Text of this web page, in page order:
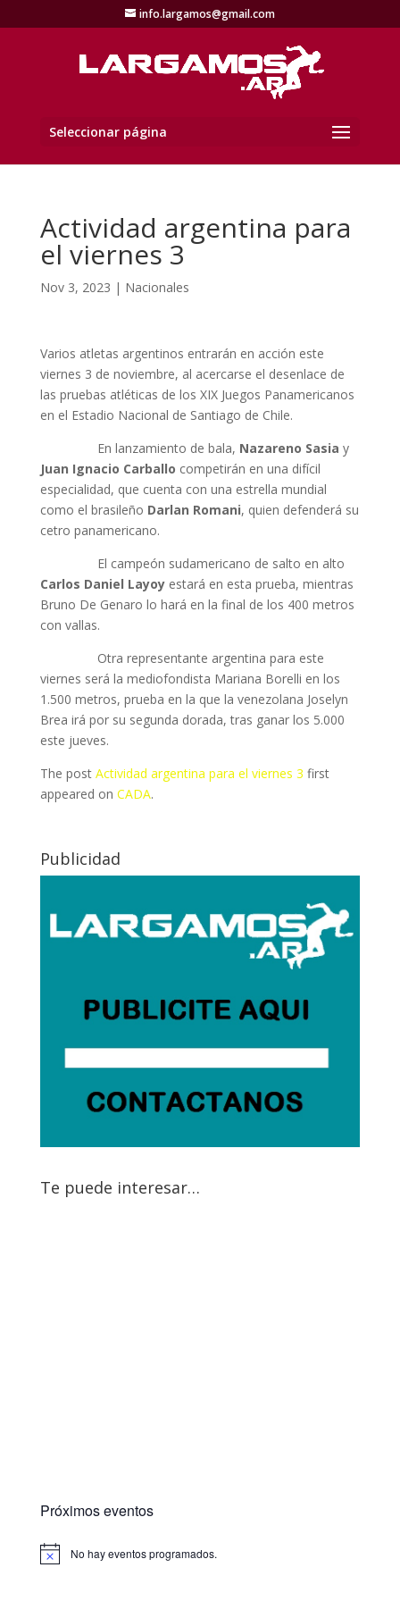
info.largamos@gmail.com
Seleccionar página
Actividad argentina para
el viernes 3
Nov 3, 2023 | Nacionales
Varios atletas argentinos entrarán en acción este
viernes 3 de noviembre, al acercarse el desenlace de
las pruebas atléticas de los XIX Juegos Panamericanos
en el Estadio Nacional de Santiago de Chile.
En lanzamiento de bala, Nazareno Sasia y
Juan Ignacio Carballo competirán en una difícil
especialidad, que cuenta con una estrella mundial
como el brasileño Darlan Romani, quien defenderá su
cetro panamericano.
El campeón sudamericano de salto en alto
Carlos Daniel Layoyestará en esta prueba, mientras
Bruno De Genaro lo hará en la final de los 400 metros
con vallas.
Otra representante argentina para este
viernes será la mediofondista Mariana Borelli en los
1.500 metros, prueba en la que la venezolana Joselyn
Brea irá por su segunda dorada, tras ganar los 5.000
este jueves.
The post Actividad argentina para el viernes 3 first
appeared on CADA.
Publicidad
Te puede interesar…
Próximos eventos
No hay eventos programados.